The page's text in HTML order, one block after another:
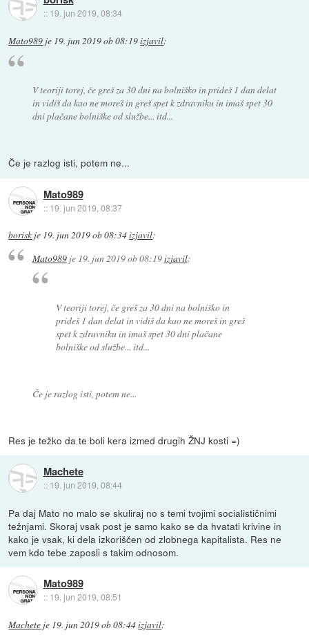
:: 19. jun 2019, 08:34
Mato989 je 19. jun 2019 ob 08:19izjavil:
V teoriji torej, če greš za 30 dni na bolniško in prideš 1 dan delat
in vidiš da kao ne moreš in greš spet k zdravniku in imaš spet 30
dni plačane bolniške od službe... itd...
Če je razlog isti, potem ne...
Mato989
:: 19. jun 2019, 08:37
borisk je 19. jun 2019 ob 08:34izjavil:
Mato989je 19. jun 2019 ob 08:19izjavil:
V teoriji torej, če greš za 30 dni na bolniško in
prideš 1 dan delat in vidiš da kao ne moreš in greš
spet k zdravniku in imaš spet 30 dni plačane
bolniške od službe... itd...
Če je razlog isti, potem ne...
Res je težko da te boli kera izmed drugih ŽNJ kosti =)
Machete
:: 19. jun 2019, 08:44
Pa daj Mato no malo se skuliraj no s temi tvojimi socialističnimi
težnjami. Skoraj vsak post je samo kako se da hvatati krivine in
kako je vsak, ki dela izkoriščen od zlobnega kapitalista. Res ne
vem kdo tebe zaposli s takim odnosom.
Mato989
:: 19. jun 2019, 08:51
Machete je 19. jun 2019 ob 08:44izjavil: